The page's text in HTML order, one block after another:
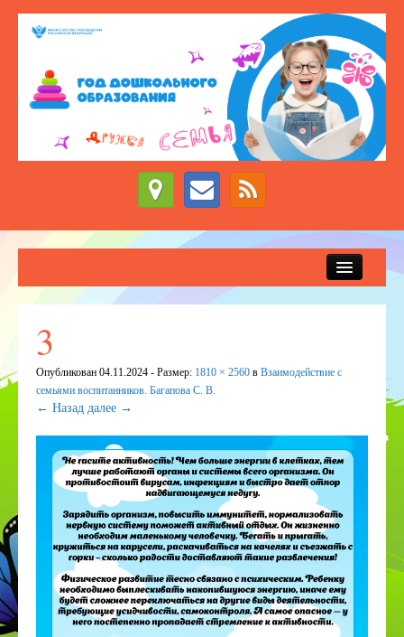
Новости
ДЕЖУРНЫЕ ГРУППЫ
ПДДТТ
Странички педагогов
Дистанционное образование
КОРРЕКЦИОННОЕ И ИНКЛЮЗИВНОЕ
ОБРАЗОВАНИЕ
Приём в 1 класс
Дополнительное образование
3
Опубликован 04.11.2024 - Размер: 1810 × 2560 в Взаимодействие с
семьями воспитанников. Багапова С. В.
← Назад далее →